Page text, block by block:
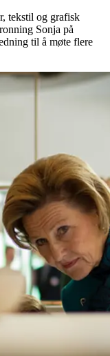
tekstil og grafisk
Sonja på
til å møte flere